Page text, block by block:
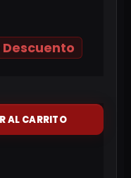
Descuento
AL CARRITO